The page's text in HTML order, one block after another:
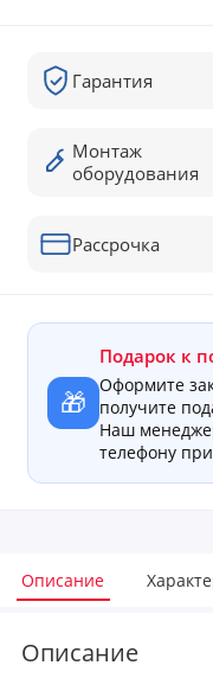
Гарантия
Монтаж
оборудования
Рассрочка
🎁
Подарок к
Оформите
получите
Наш
телефону
Описание
Описание